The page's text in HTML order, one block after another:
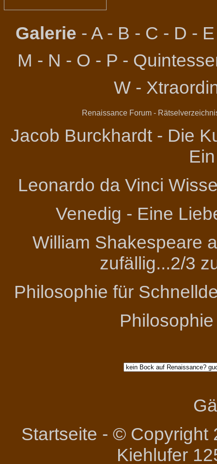
Galerie - A- B - C - D - E
M - N - O - P -
W -
Renaissance Forum-
Jacob Burckhardt - Die
Leonardo da Vinci
Venedig - Eine
William Shakespeare
zufällig...2/3
Philosophie für
Startseite - © Copyright
Kiehlufer